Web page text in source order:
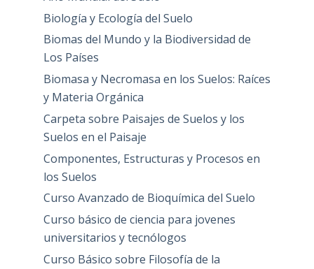
Biología y Ecología del Suelo
Biomas del Mundo y la Biodiversidad de
Los Países
Biomasa y Necromasa en los Suelos: Raíces
y Materia Orgánica
Carpeta sobre Paisajes de Suelos y los
Suelos en el Paisaje
Componentes, Estructuras y Procesos en
los Suelos
Curso Avanzado de Bioquímica del Suelo
Curso básico de ciencia para jovenes
universitarios y tecnólogos
Curso Básico sobre Filosofía de la